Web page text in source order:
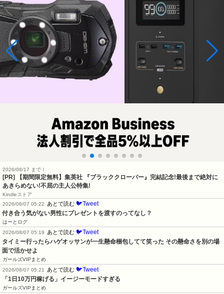
2026/08/17 まで！
[PR] 【期間限定無料】集英社 『ブラッククローバー』完結記念!最後まで絶対に
あきらめない!不屈の主人公特集!
Kindleストア
2026/08/07 05:22
あとで読む 🐦Tweet
付き合う気がない男性にプレゼントを渡すのってなし？
はーとログ
2026/08/07 05:19
あとで読む 🐦Tweet
タイミー行ったらハゲオッサンが一生懸命梱包してて笑った その懸命さを別の場
面で活かせよ
ガールズVIPまとめ
2026/08/07 05:21
あとで読む 🐦Tweet
「1日10万円稼げる」イージーモードすぎる
ガールズVIPまとめ